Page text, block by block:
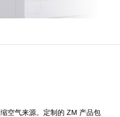
空气来源。定制的 ZM 产品包